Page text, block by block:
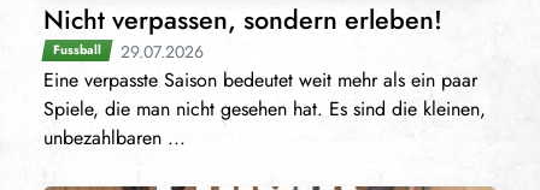
Nicht verpassen, sondern erleben!
Fussball 29.07.2026
Eine verpasste Saison bedeutet weit mehr als ein paar
Spiele, die man nicht gesehen hat. Es sind die kleinen,
unbezahlbaren ...